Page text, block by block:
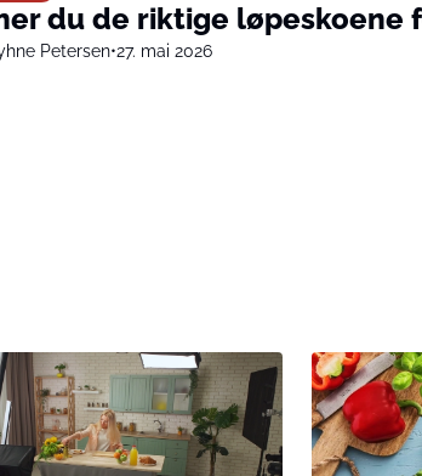
du de riktige løpeskoene
Petersen•27. mai 2026